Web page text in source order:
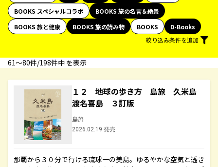
BOOKS スペシャルコラボ
BOOKS 旅の名言＆絶景
BOOKS 旅と健康
BOOKS 旅の読み物 BOOKS
D-Books
絞り込み条件を追加
61〜80件/198件中 を表示
１２ 地球の歩き方 島旅 久米島
渡名喜島 ３訂版
島旅
2026.02.19 発売
那覇から３０分で行ける琉球一の美島。ゆるやかな空気と透き